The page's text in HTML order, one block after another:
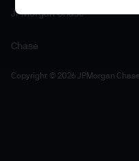
JPMorgan Chase
Chase
Copyright © 2026 JPMorgan